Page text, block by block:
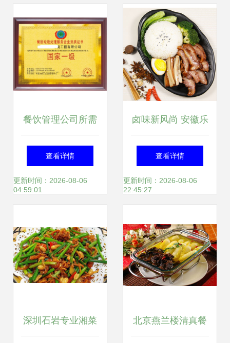
餐饮管理公司所需
的企业资质与办理
要点
查看详情
更新时间：2026-08-06
04:59:01
卤味新风尚 安徽乐
创餐饮管理「卤猪
鼻套苏餐」的美味
查看详情
更新时间：2026-08-06
22:45:27
深圳石岩专业湘菜 北京燕兰楼清真餐